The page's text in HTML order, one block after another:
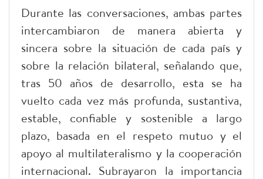
Durante las conversaciones, ambas partes
intercambiaron de manera abierta y
sincera sobre la situación de cada país y
sobre la relación bilateral, señalando que,
tras 50 años de desarrollo, esta se ha
vuelto cada vez más profunda, sustantiva,
estable, confiable y sostenible a largo
plazo, basada en el respeto mutuo y el
apoyo al multilateralismo y la cooperación
internacional. Subrayaron la importancia